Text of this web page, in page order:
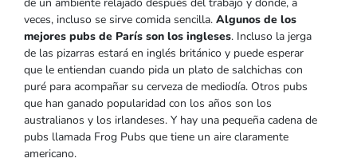
veces, incluso se sirve comida sencilla. Algunos de los
mejores pubs de París son los ingleses. Incluso la jerga
de las pizarras estará en inglés británico y puede esperar
que le entiendan cuando pida un plato de salchichas con
puré para acompañar su cerveza de mediodía. Otros pubs
que han ganado popularidad con los años son los
australianos y los irlandeses. Y hay una pequeña cadena de
pubs llamada Frog Pubs que tiene un aire claramente
americano.